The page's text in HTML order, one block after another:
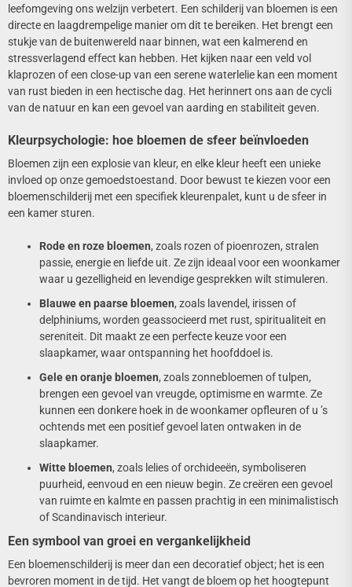
leefomgeving ons welzijn verbetert. Een schilderij van bloemen is een
directe en laagdrempelige manier om dit te bereiken. Het brengt een
stukje van de buitenwereld naar binnen, wat een kalmerend en
stressverlagend effect kan hebben. Het kijken naar een veld vol
klaprozen of een close-up van een serene waterlelie kan een moment
van rust bieden in een hectische dag. Het herinnert ons aan de cycli
van de natuur en kan een gevoel van aarding en stabiliteit geven.
Kleurpsychologie: hoe bloemen de sfeer beïnvloeden
Bloemen zijn een explosie van kleur, en elke kleur heeft een unieke
invloed op onze gemoedstoestand. Door bewust te kiezen voor een
bloemenschilderij met een specifiek kleurenpalet, kunt u de sfeer in
een kamer sturen.
Rode en roze bloemen, zoals rozen of pioenrozen, stralen
passie, energie en liefde uit. Ze zijn ideaal voor een woonkamer
waar u gezelligheid en levendige gesprekken wilt stimuleren.
Blauwe en paarse bloemen, zoals lavendel, irissen of
delphiniums, worden geassocieerd met rust, spiritualiteit en
sereniteit. Dit maakt ze een perfecte keuze voor een
slaapkamer, waar ontspanning het hoofddoel is.
Gele en oranje bloemen, zoals zonnebloemen of tulpen,
brengen een gevoel van vreugde, optimisme en warmte. Ze
kunnen een donkere hoek in de woonkamer opfleuren of u ’s
ochtends met een positief gevoel laten ontwaken in de
slaapkamer.
Witte bloemen, zoals lelies of orchideeën, symboliseren
puurheid, eenvoud en een nieuw begin. Ze creëren een gevoel
van ruimte en kalmte en passen prachtig in een minimalistisch
of Scandinavisch interieur.
Een symbool van groei en vergankelijkheid
Een bloemenschilderij is meer dan een decoratief object; het is een
bevroren moment in de tijd. Het vangt de bloem op het hoogtepunt